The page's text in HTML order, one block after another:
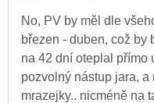
No, PV by měl dle
březen - duben, což by
na 42 dní oteplal přímo
pozvolný nástup jara,
mrazejky.. nicméně na